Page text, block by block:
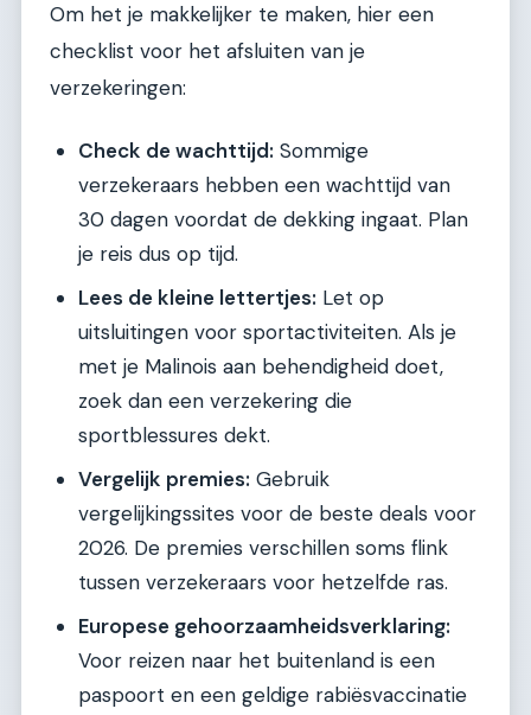
Om het je makkelijker te maken, hier een
checklist voor het afsluiten van je
verzekeringen:
Check de wachttijd: Sommige
verzekeraars hebben een wachttijd van
30 dagen voordat de dekking ingaat. Plan
je reis dus op tijd.
Lees de kleine lettertjes: Let op
uitsluitingen voor sportactiviteiten. Als je
met je Malinois aan behendigheid doet,
zoek dan een verzekering die
sportblessures dekt.
Vergelijk premies: Gebruik
vergelijkingssites voor de beste deals voor
2026. De premies verschillen soms flink
tussen verzekeraars voor hetzelfde ras.
Europese gehoorzaamheidsverklaring:
Voor reizen naar het buitenland is een
paspoort en een geldige rabiësvaccinatie